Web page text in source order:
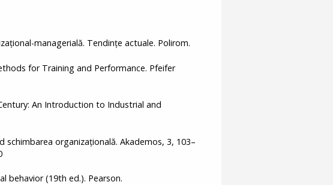
managerială. Tendințe actuale. Polirom.
for Training and Performance. Pfeifer
An Introduction to Industrial and
schimbarea organizațională. Akademos, 3, 103–
behavior (19th ed.). Pearson.